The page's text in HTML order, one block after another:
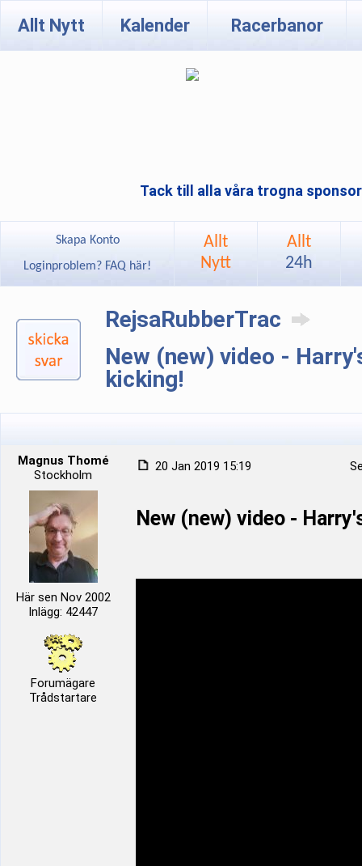
Allt Nytt Kalender Racerbanor
Tack till alla våra trogna
Skapa Konto
Loginproblem? FAQ här!
Allt
Nytt
Allt
24h
RejsaRubberTrac
New (new) video -
kicking!
Magnus Thomé
Stockholm
Här sen Nov 2002
Inlägg: 42447
Forumägare
Trådstartare
20 Jan 2019 15:19
New (new) video -